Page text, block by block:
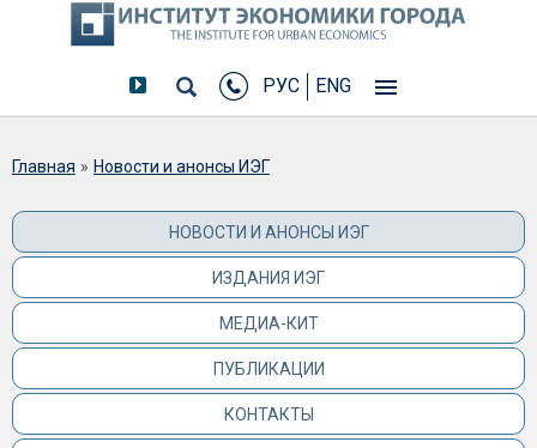
РУС ENG
Вы здесь
Главная » Новости и анонсы ИЭГ
НОВОСТИ И АНОНСЫ ИЭГ
ИЗДАНИЯ ИЭГ
МЕДИА-КИТ
ПУБЛИКАЦИИ
КОНТАКТЫ